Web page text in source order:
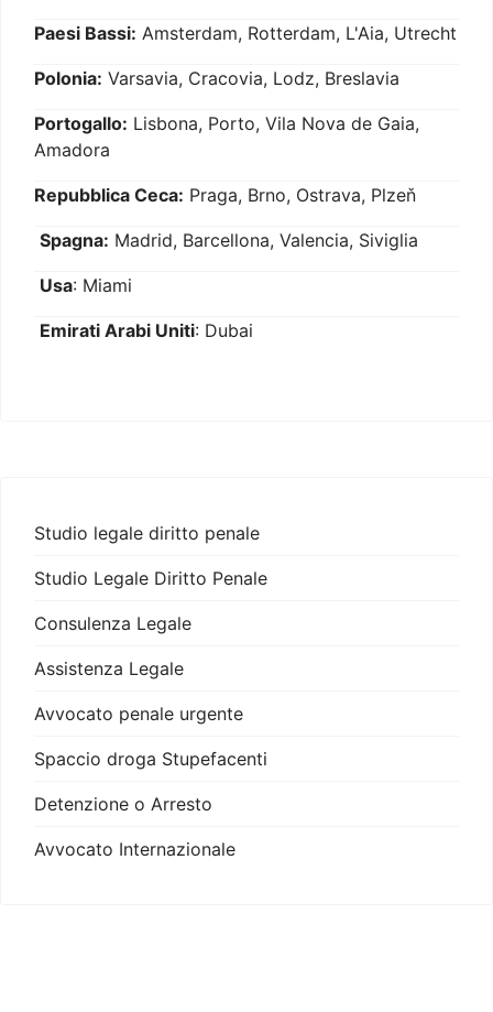
Paesi Bassi: Amsterdam, Rotterdam, L'Aia, Utrecht
Polonia: Varsavia, Cracovia, Lodz, Breslavia
Portogallo: Lisbona, Porto, Vila Nova de Gaia,
Amadora
Repubblica Ceca: Praga, Brno, Ostrava, Plzeň
Spagna: Madrid, Barcellona, Valencia, Siviglia
Usa: Miami
Emirati Arabi Uniti: Dubai
Studio legale diritto penale
Studio Legale Diritto Penale
Consulenza Legale
Assistenza Legale
Avvocato penale urgente
Spaccio droga Stupefacenti
Detenzione o Arresto
Avvocato Internazionale